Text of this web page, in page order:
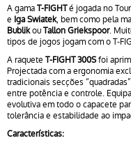
A gamaT-FIGHTé jogada no
e Iga Swiatek, bem como pela
BublikouTallon Griekspoor.
tipos de jogos jogam com o T-
A raquete T-FIGHT 300Sfoi
Projectada com a ergonomia
tradicionais secções
entre potência e controle.
evolutiva em todo o capacete
tolerância e estabilidade ao
Características: